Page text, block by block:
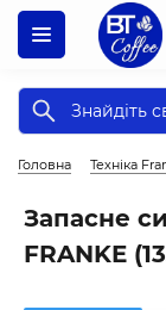
Головна Техніка
Запасне
FRANKE